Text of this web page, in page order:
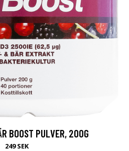
BOOST PULVER, 200G
249 SEK